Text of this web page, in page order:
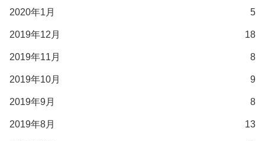
2020年1月 5
2019年12月 18
2019年11月 8
2019年10月 9
2019年9月 8
2019年8月 13